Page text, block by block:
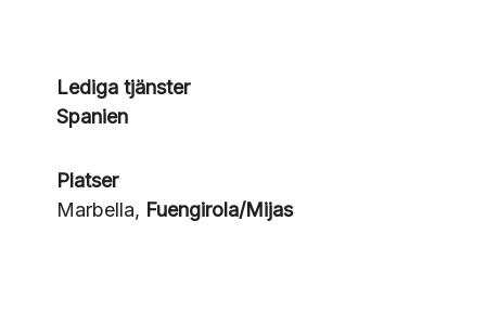
Lediga tjänster
Spanien
Platser
Marbella, Fuengirola/Mijas